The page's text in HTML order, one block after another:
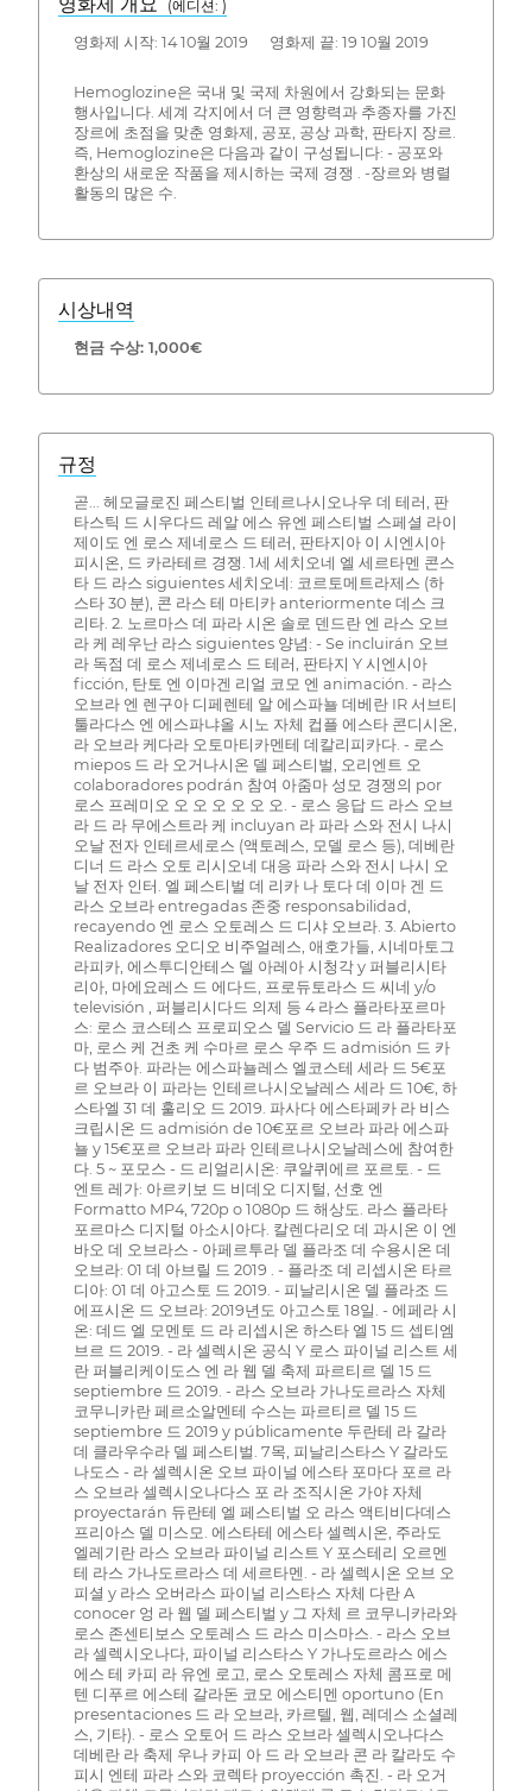
(에디션: )
영화제 시작: 14 10월 2019 영화제 끝: 19 10월 2019
Hemoglozine은 국내 및 국제 차원에서 강화되는 문화
행사입니다. 세계 각지에서 더 큰 영향력과 추종자를 가진
장르에 초점을 맞춘 영화제, 공포, 공상 과학, 판타지 장르.
즉, Hemoglozine은 다음과 같이 구성됩니다: - 공포와
환상의 새로운 작품을 제시하는 국제 경쟁 . -장르와 병렬
활동의 많은 수.
시상내역
현금 수상: 1,000€
규정
곧... 헤모글로진 페스티벌 인테르나시오나우 데 테러, 판
타스틱 드 시우다드 레알 에스 유엔 페스티벌 스페셜 라이
제이도 엔 로스 제네로스 드 테러, 판타지아 이 시엔시아
피시온, 드 카라테르 경쟁. 1세 세치오네 엘 세르타멘 콘스
타 드 라스 siguientes 세치오네: 코르토메트라제스 (하
스타 30 분), 콘 라스 테 마티카 anteriormente 데스 크
리타. 2. 노르마스 데 파라 시온 솔로 덴드란 엔 라스 오브
라 케 레우난 라스 siguientes 양념: - Se incluirán 오브
라 독점 데 로스 제네로스 드 테러, 판타지 Y 시엔시아
ficción, 탄토 엔 이마겐 리얼 코모 엔 animación. - 라스
오브라 엔 렌구아 디페렌테 알 에스파뇰 데베란 IR 서브티
툴라다스 엔 에스파냐올 시노 자체 컵플 에스타 콘디시온,
라 오브라 케다라 오토마티카멘테 데칼리피카다. - 로스
miepos 드 라 오거나시온 델 페스티벌, 오리엔트 오
colaboradores podrán 참여 아줌마 성모 경쟁의 por
로스 프레미오 오 오 오 오 오 오. - 로스 응답 드 라스 오브
라 드 라 무에스트라 케 incluyan 라 파라 스와 전시 나시
오날 전자 인테르세로스 (액토레스, 모델 로스 등), 데베란
디너 드 라스 오토 리시오네 대응 파라 스와 전시 나시 오
날 전자 인터. 엘 페스티벌 데 리카 나 토다 데 이마 겐 드
라스 오브라 entregadas 존중 responsabilidad,
recayendo 엔 로스 오토레스 드 디샤 오브라. 3. Abierto
Realizadores 오디오 비주얼레스, 애호가들, 시네마토그
라피카, 에스투디안테스 델 아레아 시청각 y 퍼블리시타
리아, 마에요레스 드 에다드, 프로듀토라스 드 씨네 y/o
televisión , 퍼블리시다드 의제 등 4 라스 플라타포르마
스: 로스 코스테스 프로피오스 델 Servicio 드 라 플라타포
마, 로스 케 건초 케 수마르 로스 우주 드 admisión 드 카
다 범주아. 파라는 에스파뇰레스 엘코스테 세라 드 5€포
르 오브라 이 파라는 인테르나시오날레스 세라 드 10€, 하
스타엘 31 데 훌리오 드 2019. 파사다 에스타페카 라 비스
크립시온 드 admisión de 10€포르 오브라 파라 에스파
뇰 y 15€포르 오브라 파라 인테르나시오날레스에 참여한
다. 5 ~ 포모스 - 드 리얼리시온: 쿠알퀴에르 포르토. - 드
엔트 레가: 아르키보 드 비데오 디지털, 선호 엔
Formatto MP4, 720p o 1080p 드 해상도. 라스 플라타
포르마스 디지털 아소시아다. 칼렌다리오 데 과시온 이 엔
바오 데 오브라스 - 아페르투라 델 플라조 데 수용시온 데
오브라: 01 데 아브릴 드 2019 . - 플라조 데 리셉시온 타르
디아: 01 데 아고스토 드 2019. - 피날리시온 델 플라조 드
에프시온 드 오브라: 2019년도 아고스토 18일. - 에페라 시
온: 데드 엘 모멘토 드 라 리셉시온 하스타 엘 15 드 셉티엠
브르 드 2019. - 라 셀렉시온 공식 Y 로스 파이널 리스트 세
란 퍼블리케이도스 엔 라 웹 델 축제 파르티르 델 15 드
septiembre 드 2019. - 라스 오브라 가나도르라스 자체
코무니카란 페르소알멘테 수스는 파르티르 델 15 드
septiembre 드 2019 y públicamente 두란테 라 갈라
데 클라우수라 델 페스티벌. 7목, 피날리스타스 Y 갈라도
나도스 - 라 셀렉시온 오브 파이널 에스타 포마다 포르 라
스 오브라 셀렉시오나다스 포 라 조직시온 가야 자체
proyectarán 듀란테 엘 페스티벌 오 라스 액티비다데스
프리아스 델 미스모. 에스타테 에스타 셀렉시온, 주라도
엘레기란 라스 오브라 파이널 리스트 Y 포스테리 오르멘
테 라스 가나도르라스 데 세르타멘. - 라 셀렉시온 오브 오
피셜 y 라스 오버라스 파이널 리스타스 자체 다란 A
conocer 엉 라 웹 델 페스티벌 y 그 자체 르 코무니카라와
로스 존센티보스 오토레스 드 라스 미스마스. - 라스 오브
라 셀렉시오나다, 파이널 리스타스 Y 가나도르라스 에스
에스 테 카피 라 유엔 로고, 로스 오토레스 자체 콤프로 메
텐 디푸르 에스테 갈라돈 코모 에스티멘 oportuno (En
presentaciones 드 라 오브라, 카르텔, 웹, 레데스 소셜레
스, 기타). - 로스 오토어 드 라스 오브라 셀렉시오나다스
데베란 라 축제 우나 카피 아 드 라 오브라 콘 라 칼라도 수
피시 엔테 파라 스와 코렉타 proyección 촉진. - 라 오거